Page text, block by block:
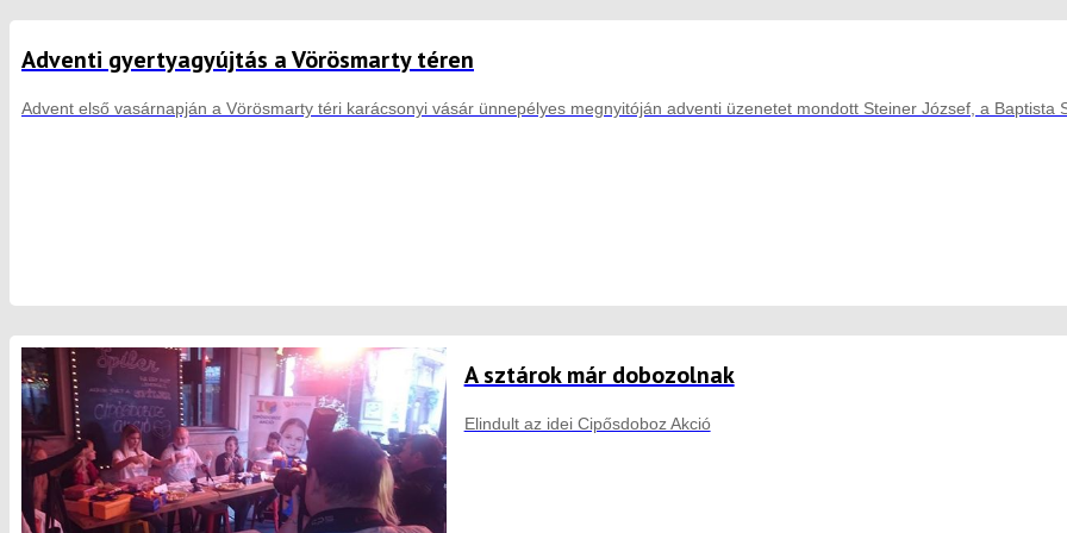
Adventi gyertyagyújtás a Vörösmarty téren
Advent első vasárnapján a Vörösmarty téri karácsonyi vásár ünnepélyes megnyitóján adventi üzenetet mondott Steiner József, a Baptista
A sztárok már dobozolnak
Elindult az idei Cipősdoboz Akció